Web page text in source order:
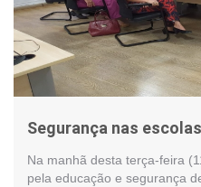
Segurança nas
Na manhã desta terça-feira
pela educação e segurança